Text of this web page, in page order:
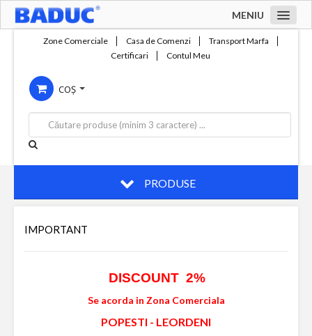
MENIU
Compania
Servicii
Productie
Contact
Zone Comerciale Casa de Comenzi
Transport Marfa
Certificari
Contul Meu
COȘ
PRODUSE
IMPORTANT
DISCOUNT 2%
Se acorda in Zona Comerciala
POPESTI - LEORDENI